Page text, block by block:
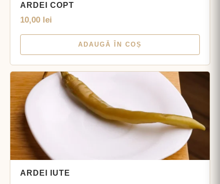
ARDEI COPT
10,00 lei
ADAUGĂ ÎN COȘ
ARDEI IUTE